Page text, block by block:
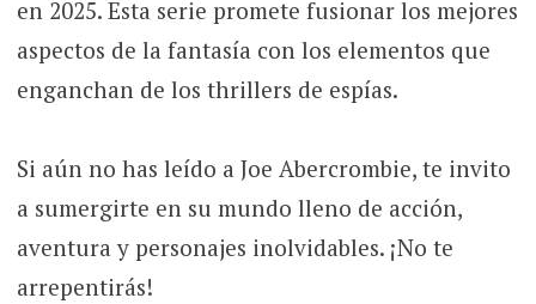
en 2025. Esta serie promete fusionar los mejores
aspectos de la fantasía con los elementos que
enganchan de los thrillers de espías.
Si aún no has leído a Joe Abercrombie, te invito
a sumergirte en su mundo lleno de acción,
aventura y personajes inolvidables. ¡No te
arrepentirás!